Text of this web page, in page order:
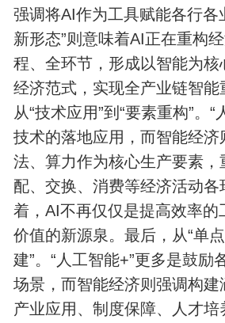
强调将AI作为工具赋能各行各
新形态”则意味着AI正在重构
程、全环节，形成以智能为核
经济范式，实现全产业链智能
从“技术应用”到“要素重构”。“
技术的落地应用，而智能经济
法、算力作为核心生产要素，
配、交换、消费等经济活动各
着，AI不再仅仅是提高效率的
价值的新源泉。最后，从“单
建”。“人工智能+”更多是鼓励
场景，而智能经济则强调构建
产业应用、制度保障、人才培